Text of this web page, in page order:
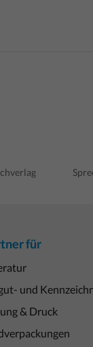
für
und
& Druck